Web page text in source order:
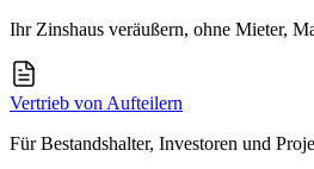
Ihr Zinshaus veräußern, ohne Mieter,
Vertrieb von Aufteilern
Für Bestandshalter, Investoren und